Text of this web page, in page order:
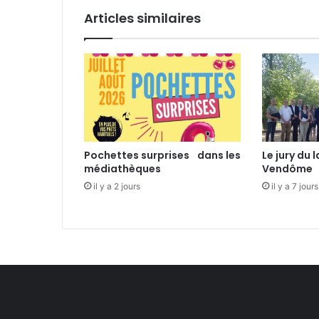
c
k
b
a
Articles similaires
Pochettes surprises dans les
médiathèques
il y a 2 jours
Le jury du
Vendôme
il y a 7 jours